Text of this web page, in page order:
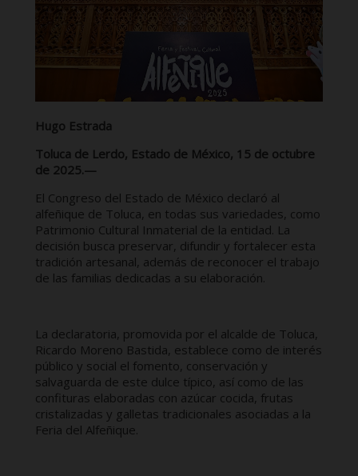
Hugo Estrada
Toluca de Lerdo, Estado de México, 15 de octubre
de 2025.—
El Congreso del Estado de México declaró al
alfeñique de Toluca, en todas sus variedades, como
Patrimonio Cultural Inmaterial de la entidad. La
decisión busca preservar, difundir y fortalecer esta
tradición artesanal, además de reconocer el trabajo
de las familias dedicadas a su elaboración.
La declaratoria, promovida por el alcalde de Toluca,
Ricardo Moreno Bastida, establece como de interés
público y social el fomento, conservación y
salvaguarda de este dulce típico, así como de las
confituras elaboradas con azúcar cocida, frutas
cristalizadas y galletas tradicionales asociadas a la
Feria del Alfeñique.